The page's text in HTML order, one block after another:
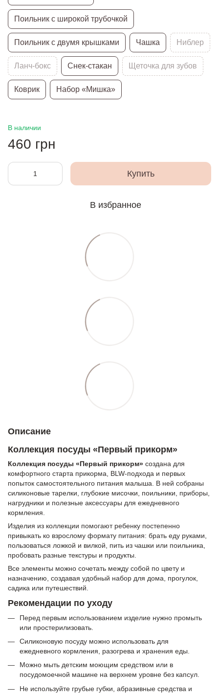
Поильник с широкой трубочкой
Поильник с двумя крышками Чашка Ниблер
Ланч-бокс Снек-стакан Щеточка для зубов
Коврик Набор «Мишка»
В наличии
460 грн
Купить
В избранное
Описание
Коллекция посуды «Первый прикорм»
Коллекция посуды «Первый прикорм» создана для
комфортного старта прикорма, BLW-подхода и первых
попыток самостоятельного питания малыша. В ней собраны
силиконовые тарелки, глубокие мисочки, поильники, приборы,
нагрудники и полезные аксессуары для ежедневного
кормления.
Изделия из коллекции помогают ребенку постепенно
привыкать ко взрослому формату питания: брать еду руками,
пользоваться ложкой и вилкой, пить из чашки или поильника,
пробовать разные текстуры и продукты.
Все элементы можно сочетать между собой по цвету и
назначению, создавая удобный набор для дома, прогулок,
садика или путешествий.
Рекомендации по уходу
Перед первым использованием изделие нужно промыть
или простерилизовать.
Силиконовую посуду можно использовать для
ежедневного кормления, разогрева и хранения еды.
Можно мыть детским моющим средством или в
посудомоечной машине на верхнем уровне без капсул.
Не используйте грубые губки, абразивные средства и